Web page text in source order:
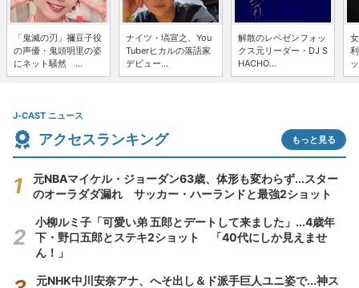
「鬼滅の刃」禰豆子役
の声優・鬼頭明里の姿
にネット騒然 ...
ナイツ・塙宣之、You
Tuberヒカルの落語家
デビュー...
解散のレペゼンフォッ
クス元リーダー・DJ S
HACHO...
J-CAST ニュース
アクセスランキング もっと見る
元NBAマイケル・ジョーダン63歳、体形も変わらず...スター
のオーラダダ漏れ サッカー・ハーランドと最強2ショット
小柳ルミ子「可愛い弟 五郎とデートして来ました」...4歳年
下・野口五郎とステキ2ショット 「40代にしか見えませ
ん！」
元NHK中川安奈アナ、へそ出し＆ド派手巨人ユニ姿で...神ス